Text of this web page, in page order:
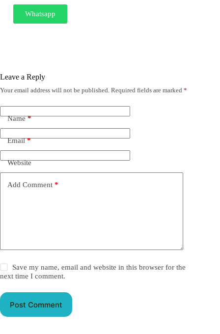
Whatsapp
Leave a Reply
Your email address will not be published. Required fields are marked *
Name*
Email*
Website
Add Comment *
Save my name, email and website in this browser for the
next time I comment.
Post Comment